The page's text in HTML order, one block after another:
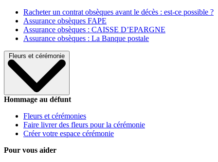
Racheter un contrat obsèques avant le décès : est-ce possible ?
Assurance obsèques FAPE
Assurance obsèques : CAISSE D’EPARGNE
Assurance obsèques : La Banque postale
Fleurs et cérémonie
Hommage au défunt
Fleurs et cérémonies
Faire livrer des fleurs pour la cérémonie
Créer votre espace cérémonie
Pour vous aider